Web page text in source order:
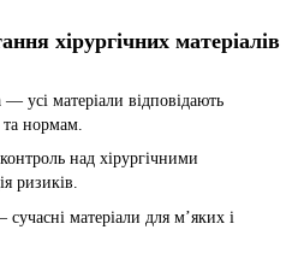
хірургічних матеріалів
— усі матеріали відповідають
нормам.
над хірургічними
ризиків.
сучасні матеріали для м’яких і